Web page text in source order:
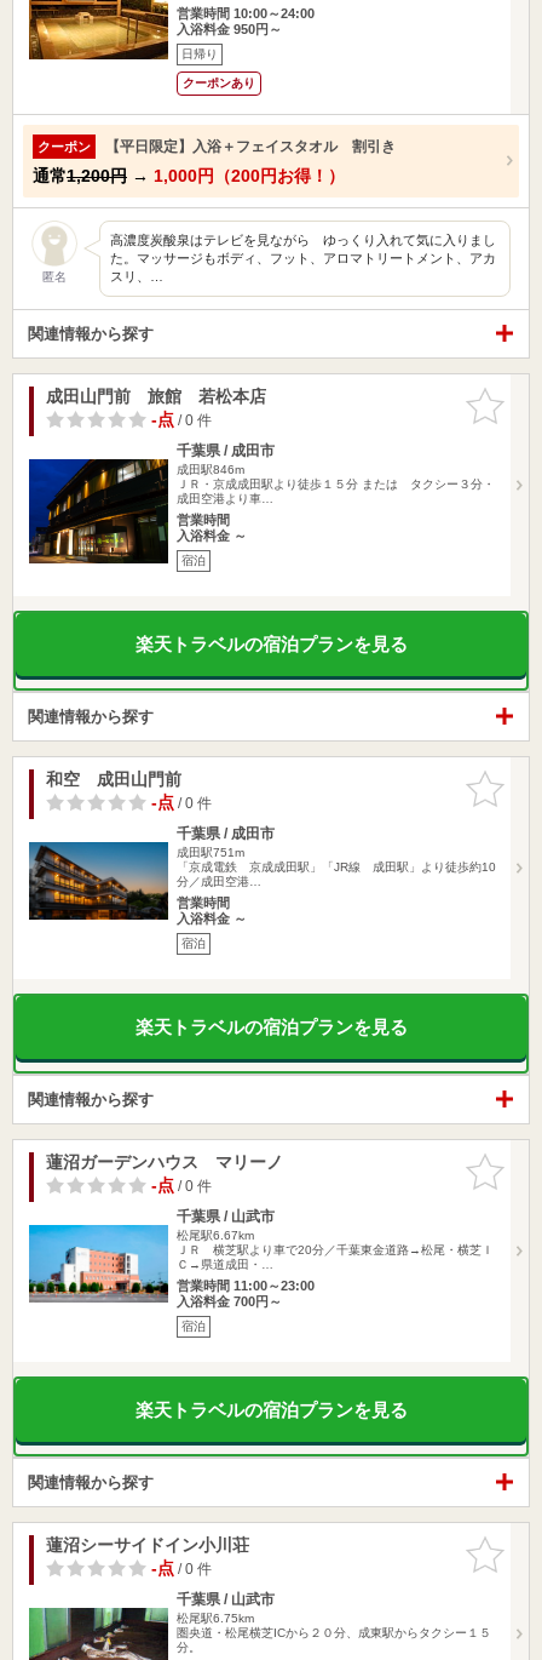
営業時間 10:00～24:00
入浴料金 950円～
日帰り
クーポンあり
クーポン 【平日限定】入浴＋フェイスタオル 割引き
通常1,200円 → 1,000円（200円お得！）
匿名
高濃度炭酸泉はテレビを見ながら ゆっくり入れて気に入りまし
た。マッサージもボディ、フット、アロマトリートメント、アカ
スリ、…
関連情報から探す
お気に入
りに追加
成田山門前 旅館 若松本店
-点/ 0 件
千葉県 / 成田市
成田駅846m
ＪＲ・京成成田駅より徒歩１５分 または タクシー３分・
成田空港より車…
営業時間
入浴料金 ～
宿泊
楽天トラベルの宿泊プランを見る
関連情報から探す
お気に入
りに追加
和空 成田山門前
-点/ 0 件
千葉県 / 成田市
成田駅751m
「京成電鉄 京成成田駅」「JR線 成田駅」より徒歩約10
分／成田空港…
営業時間
入浴料金 ～
宿泊
楽天トラベルの宿泊プランを見る
関連情報から探す
お気に入
りに追加
蓮沼ガーデンハウス マリーノ
-点/ 0 件
千葉県 / 山武市
松尾駅6.67km
ＪＲ 横芝駅より車で20分／千葉東金道路→松尾・横芝Ｉ
Ｃ→県道成田・…
営業時間 11:00～23:00
入浴料金 700円～
宿泊
楽天トラベルの宿泊プランを見る
関連情報から探す
お気に入
りに追加
蓮沼シーサイドイン小川荘
-点/ 0 件
千葉県 / 山武市
松尾駅6.75km
圏央道・松尾横芝ICから２０分、成東駅からタクシー１５
分。